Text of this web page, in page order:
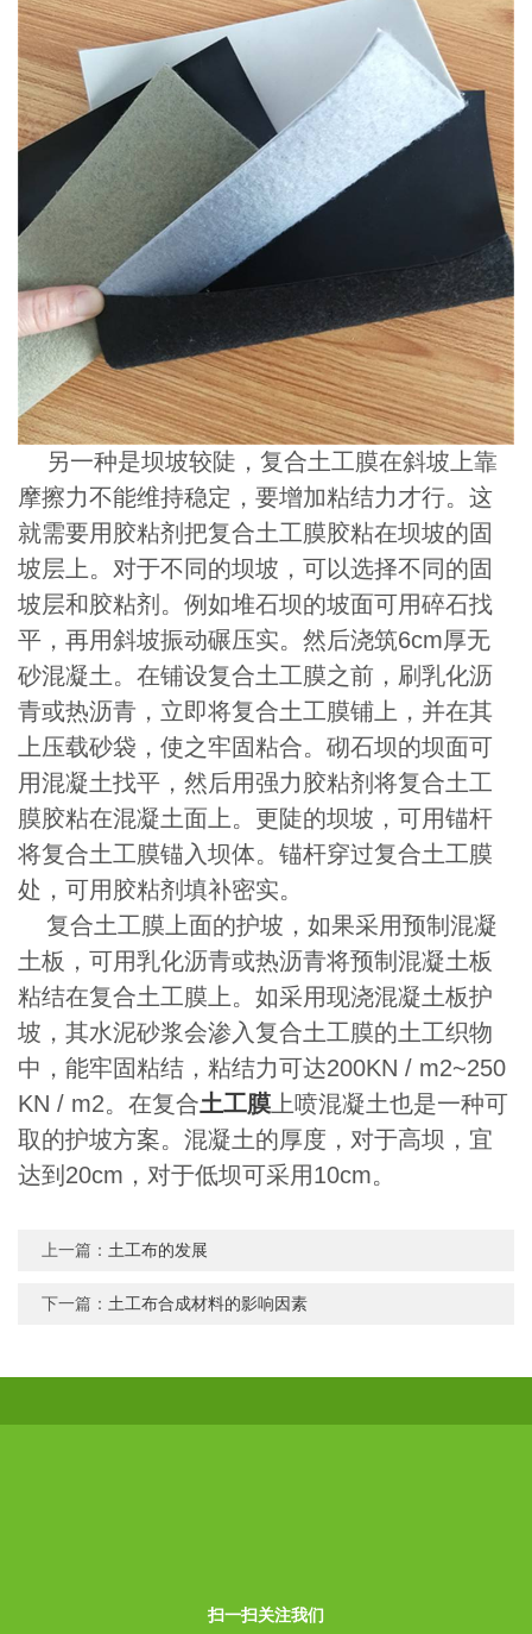
另一种是坝坡较陡，复合土工膜在斜坡上靠
摩擦力不能维持稳定，要增加粘结力才行。这
就需要用胶粘剂把复合土工膜胶粘在坝坡的固
坡层上。对于不同的坝坡，可以选择不同的固
坡层和胶粘剂。例如堆石坝的坡面可用碎石找
平，再用斜坡振动碾压实。然后浇筑6cm厚无
砂混凝土。在铺设复合土工膜之前，刷乳化沥
青或热沥青，立即将复合土工膜铺上，并在其
上压载砂袋，使之牢固粘合。砌石坝的坝面可
用混凝土找平，然后用强力胶粘剂将复合土工
膜胶粘在混凝土面上。更陡的坝坡，可用锚杆
将复合土工膜锚入坝体。锚杆穿过复合土工膜
处，可用胶粘剂填补密实。
复合土工膜上面的护坡，如果采用预制混凝
土板，可用乳化沥青或热沥青将预制混凝土板
粘结在复合土工膜上。如采用现浇混凝土板护
坡，其水泥砂浆会渗入复合土工膜的土工织物
中，能牢固粘结，粘结力可达200KN / m2~250
KN / m2。在复合土工膜 上喷混凝土也是一种可
取的护坡方案。混凝土的厚度，对于高坝，宜
达到20cm，对于低坝可采用10cm。
上一篇：土工布的发展
下一篇：土工布合成材料的影响因素
扫一扫关注我们